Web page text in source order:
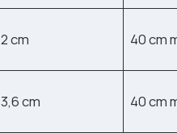
2 cm 40 cm
3,6 cm 40 cm